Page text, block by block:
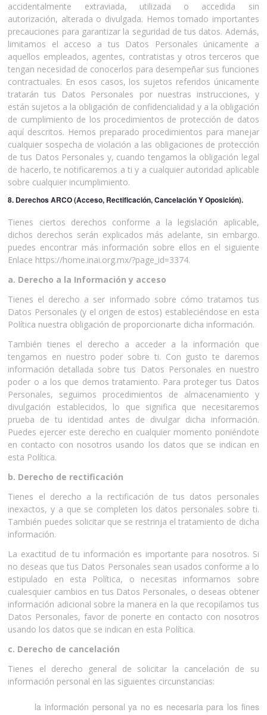
accidentalmente extraviada, utilizada o accedida sin
autorización, alterada o divulgada. Hemos tomado importantes
precauciones para garantizar la seguridad de tus datos. Además,
limitamos el acceso a tus Datos Personales únicamente a
aquellos empleados, agentes, contratistas y otros terceros que
tengan necesidad de conocerlos para desempeñar sus funciones
contractuales. En esos casos, los sujetos referidos únicamente
tratarán tus Datos Personales por nuestras instrucciones, y
están sujetos a la obligación de confidencialidad y a la obligación
de cumplimiento de los procedimientos de protección de datos
aquí descritos. Hemos preparado procedimientos para manejar
cualquier sospecha de violación a las obligaciones de protección
de tus Datos Personales y, cuando tengamos la obligación legal
de hacerlo, te notificaremos a ti y a cualquier autoridad aplicable
sobre cualquier incumplimiento.
8. Derechos ARCO (Acceso, Rectificación, Cancelación Y Oposición).
Tienes ciertos derechos conforme a la legislación aplicable,
dichos derechos serán explicados más adelante, sin embargo.
puedes encontrar más información sobre ellos en el siguiente
Enlace https://home.inai.org.mx/?page_id=3374.
a. Derecho a la Información y acceso
Tienes el derecho a ser informado sobre cómo tratamos tus
Datos Personales (y el origen de estos) estableciéndose en esta
Política nuestra obligación de proporcionarte dicha información.
También tienes el derecho a acceder a la información que
tengamos en nuestro poder sobre ti. Con gusto te daremos
información detallada sobre tus Datos Personales en nuestro
poder o a los que demos tratamiento. Para proteger tus Datos
Personales, seguimos procedimientos de almacenamiento y
divulgación establecidos, lo que significa que necesitaremos
prueba de tu identidad antes de divulgar dicha información.
Puedes ejercer este derecho en cualquier momento poniéndote
en contacto con nosotros usando los datos que se indican en
esta Política.
b. Derecho de rectificación
Tienes el derecho a la rectificación de tus datos personales
inexactos, y a que se completen los datos personales sobre ti.
También puedes solicitar que se restrinja el tratamiento de dicha
información.
La exactitud de tu información es importante para nosotros. Si
no deseas que tus Datos Personales sean usados conforme a lo
estipulado en esta Política, o necesitas informarnos sobre
cualesquier cambios en tus Datos Personales, o deseas obtener
información adicional sobre la manera en la que recopilamos tus
Datos Personales, favor de ponerte en contacto con nosotros
usando los datos que se indican en esta Política.
c. Derecho de cancelación
Tienes el derecho general de solicitar la cancelación de su
información personal en las siguientes circunstancias:
la información personal ya no es necesaria para los fines